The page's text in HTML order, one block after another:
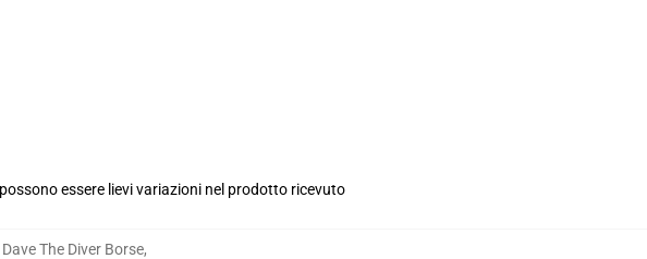
essere lievi variazioni nel prodotto ricevuto
Dave The Diver Borse,